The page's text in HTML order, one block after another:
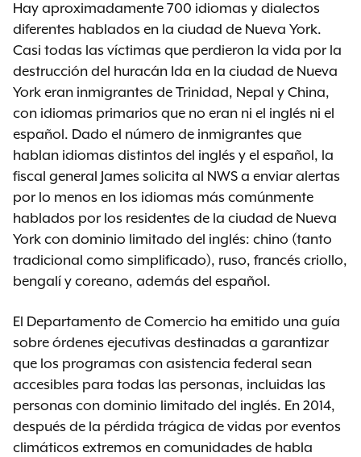
Hay aproximadamente 700 idiomas y dialectos
diferentes hablados en la ciudad de Nueva York.
Casi todas las víctimas que perdieron la vida por la
destrucción del huracán Ida en la ciudad de Nueva
York eran inmigrantes de Trinidad, Nepal y China,
con idiomas primarios que no eran ni el inglés ni el
español. Dado el número de inmigrantes que
hablan idiomas distintos del inglés y el español, la
fiscal general James solicita al NWS a enviar alertas
por lo menos en los idiomas más comúnmente
hablados por los residentes de la ciudad de Nueva
York con dominio limitado del inglés: chino (tanto
tradicional como simplificado), ruso, francés criollo,
bengalí y coreano, además del español.
El Departamento de Comercio ha emitido una guía
sobre órdenes ejecutivas destinadas a garantizar
que los programas con asistencia federal sean
accesibles para todas las personas, incluidas las
personas con dominio limitado del inglés. En 2014,
después de la pérdida trágica de vidas por eventos
climáticos extremos en comunidades de habla